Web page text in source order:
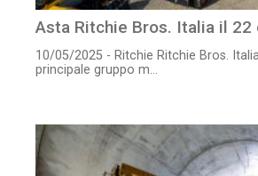
Asta Ritchie Bros. Italia il 22
10/05/2025 - Ritchie Ritchie Bros.
principale gruppo m...